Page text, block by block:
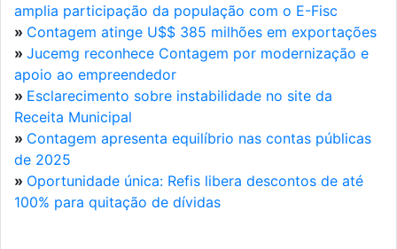
amplia participação da população com o E-Fisc
» Contagem atinge U$$ 385 milhões em exportações
» Jucemg reconhece Contagem por modernização e
apoio ao empreendedor
» Esclarecimento sobre instabilidade no site da
Receita Municipal
» Contagem apresenta equilíbrio nas contas públicas
de 2025
» Oportunidade única: Refis libera descontos de até
100% para quitação de dívidas